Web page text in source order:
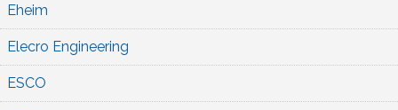
Eheim
Elecro Engineering
ESCO